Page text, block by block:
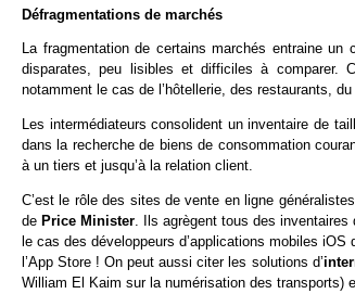
Défragmentations de marchés
La fragmentation de certains marchés entraine
disparates, peu lisibles et difficiles à comparer.
notamment le cas de l’hôtellerie, des restaurants,
Les intermédiateurs consolident un inventaire de
dans la recherche de biens de consommation
à un tiers et jusqu’à la relation client.
C’est le rôle des sites de vente en ligne
de Price Minister . Ils agrègent tous des
le cas des développeurs d’applications mobiles
l’App Store ! On peut aussi citer les solutions d’
William El Kaim sur la numérisation des transports)